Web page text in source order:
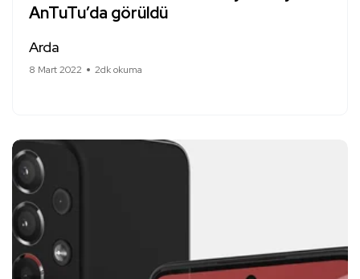
AnTuTu’da görüldü
Arda
8 Mart 2022 2dk okuma